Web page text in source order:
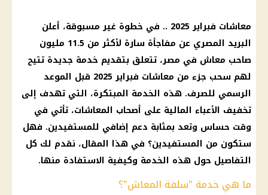
معاشات فبراير 2025
.. في خطوة غير مسبوقة، أعلن
البريد المصري
عن مفاجأة سارة لأكثر من 11.5 مليون
صاحب معاش في مصر، تتعلق بتقديم خدمة جديدة تتيح
لهم سحب جزء من معاشات فبراير 2025
قبل الموعد
الرسمي للصرف. هذه الخدمة المبتكرة، التي تهدف إلى
تخفيف الأعباء المالية على أصحاب المعاشات، تأتي في
وقت حساس وتعد بمثابة دعم إضافي للمستفيدين. فهل
ستكون من المستفيدين؟ في هذا المقال، نقدم لك كل
التفاصيل حول هذه الخدمة وكيفية الاستفادة منها.
ما هي خدمة "سلفة المعاش"؟